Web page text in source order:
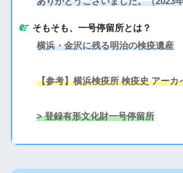
そもそも、一号停留所とは？
横浜・金沢に残る明治の検疫遺産
【参考】横浜検疫所 検疫史 アーカ
> 登録有形文化財一号停留所